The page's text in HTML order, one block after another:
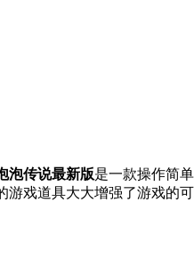
泡传说最新版是一款操作简
戏道具大大增强了游戏的